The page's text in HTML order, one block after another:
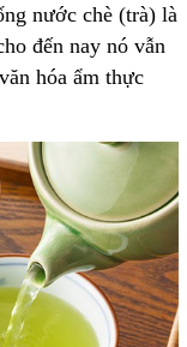
nước chè (trà) là
đến nay nó vẫn
hóa ẩm thực